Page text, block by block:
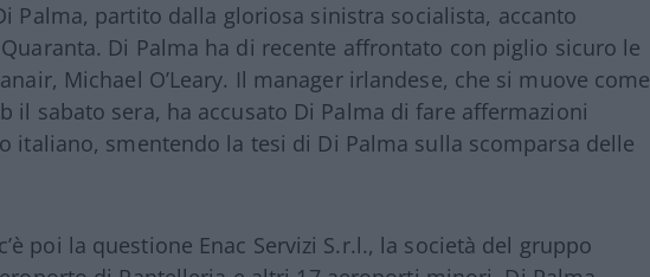
Palma, partito dalla gloriosa sinistra socialista, accanto
Di Palma ha di recente affrontato con piglio sicuro le
Michael O’Leary. Il manager irlandese, che si muove come
il sabato sera, ha accusato Di Palma di fare affermazioni
italiano, smentendo la tesi di Di Palma sulla scomparsa delle
poi la questione Enac Servizi S.r.l., la società del gruppo